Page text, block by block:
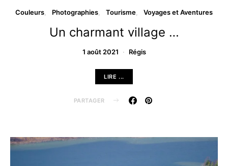
Couleurs Photographies Tourisme Voyages et Aventures
Un charmant village …
1 août 2021 Régis
LIRE ...
PARTAGER